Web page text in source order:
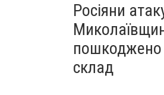
Росіяни
пошкоджено
склад